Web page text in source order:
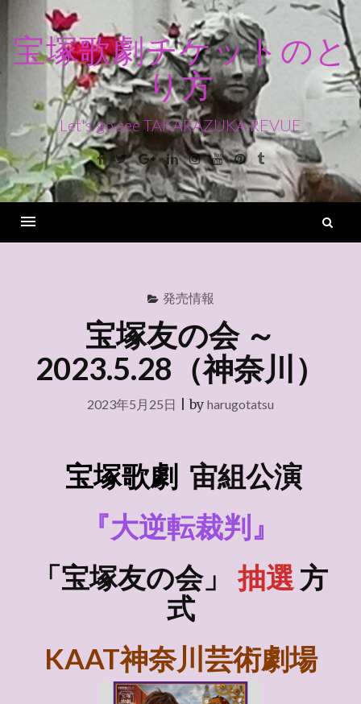
ン
ス
キ
ッ
宝塚歌劇チケットのと
り方
Let's go see TAKARAZUKA REVUE
Facebook
TwitterGoogle+LinkedinInstagram
YoutubePinterest
Tumblr
発売情報
宝塚友の会 ～
2023.5.28（神奈川）
2023年5月25日 |by harugotatsu
宝塚歌劇 宙組公演
『大逆転裁判』
「宝塚友の会」
抽選 方
式
KAAT神奈川芸術劇場